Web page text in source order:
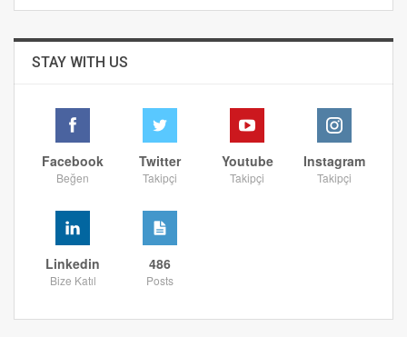
STAY WITH US
Facebook
Beğen
Twitter
Takipçi
Youtube
Takipçi
Instagram
Takipçi
Linkedin
Bize Katıl
486
Posts